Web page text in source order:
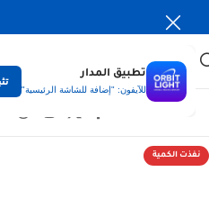
تطبيق المدار
للآيفون: "إضافة للشاشة الرئيسية"
نفذت الكمية